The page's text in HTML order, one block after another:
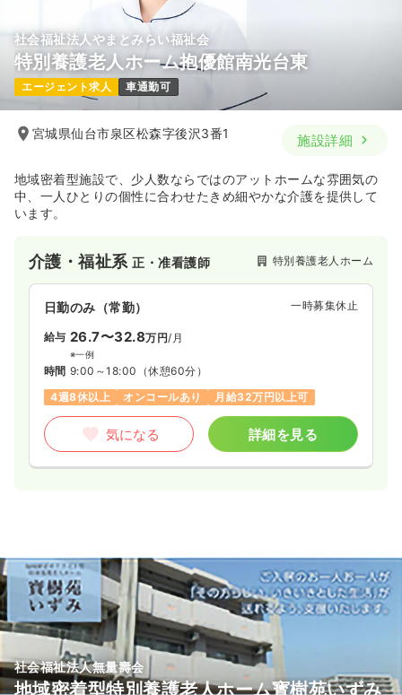
日勤のみ（パート） 一時募集休止
給与 時給1,500円
時間 7:00～16:00（休憩60分）
オンコールあり
時給1,500円以上可
気になる 詳細を見る
社会福祉法人やまとみらい福祉会
特別養護老人ホーム抱優館南光台東
エージェント求人 車通勤可
宮城県仙台市泉区松森字後沢3番1 施設詳細
地域密着型施設で、少人数ならではのアットホームな雰囲気の
中、一人ひとりの個性に合わせたきめ細やかな介護を提供して
います。
介護・福祉系正・准看護師 特別養護老人ホーム
日勤のみ（常勤） 一時募集休止
給与 26.7〜32.8万円/月
※一例
時間 9:00～18:00 （休憩60分）
4週8休以上
オンコールあり 月給32万円以上可
気になる 詳細を見る
社会福祉法人無量壽会
地域密着型特別養護老人ホーム寳樹苑いずみ